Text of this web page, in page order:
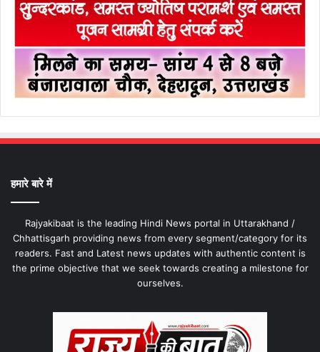
हमारे बारे में
Rajyakibaat is the leading Hindi News portal in Uttarakhand /
Chhattisgarh providing news from every segment/category for its
readers. Fast and Latest news updates with authentic content is
the prime objective that we seek towards creating a milestone for
ourselves.